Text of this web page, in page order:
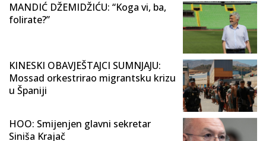
MANDIĆ DŽEMIDŽIĆU: “Koga vi, ba,
folirate?”
KINESKI OBAVJEŠTAJCI SUMNJAJU:
Mossad orkestrirao migrantsku krizu
u Španiji
HOO: Smijenjen glavni sekretar
Siniša Krajač